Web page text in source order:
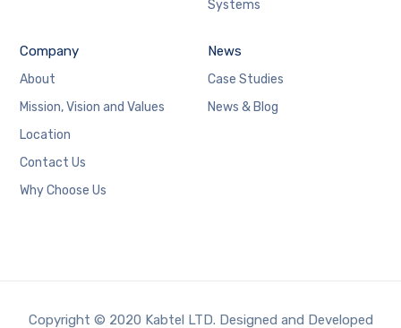
Systems
Company
About
Mission, Vision and Values
Location
Contact Us
Why Choose Us
News
Case Studies
News & Blog
Copyright © 2020 Kabtel LTD. Designed and Developed